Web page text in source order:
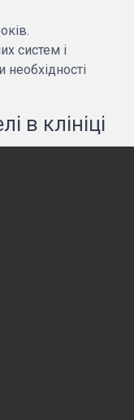
систем і
в клініці